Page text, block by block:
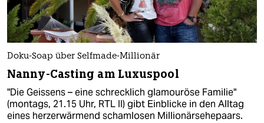
Doku-Soap über Selfmade-Millionär
Nanny-Casting am Luxuspool
"Die Geissens – eine schrecklich glamouröse Familie"
(montags, 21.15 Uhr, RTL II) gibt Einblicke in den Alltag
eines herzerwärmend schamlosen Millionärsehepaars.